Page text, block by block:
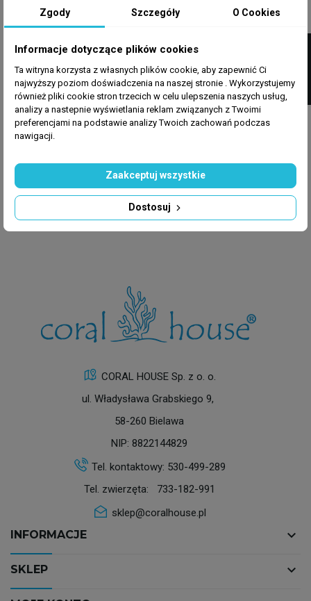
MARCO ROCKS
Sucha Skała
Akwarystyczna Marco
Rocks Cięta (Półka) 18
865,00 zł
Dodaj do koszyka
MARCO ROCKS
Sucha Skała
Akwarystyczna Marco
Rocks Shelf (Półki) 18
Produkt niedostępny
CORAL HOUSE Sp. z o. o.
ul. Władysława Grabskiego 9,
58-260 Bielawa
NIP: 8822144829
Tel. kontaktowy: 530-499-289
Tel. zwierzęta: 733-182-991
sklep@coralhouse.pl
INFORMACJE keyboard_arrow_down
SKLEP keyboard_arrow_down
Zgody Szczegóły O Cookies
Informacje dotyczące plików cookies
Ta witryna korzysta z własnych plików cookie, aby zapewnić Ci
najwyższy poziom doświadczenia na naszej stronie . Wykorzystujemy
również pliki cookie stron trzecich w celu ulepszenia naszych usług,
analizy a nastepnie wyświetlania reklam związanych z Twoimi
preferencjami na podstawie analizy Twoich zachowań podczas
nawigacji.
Dostosuj
Zaakceptuj wszystkie